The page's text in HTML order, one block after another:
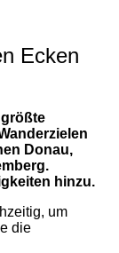
Ecken
Donau,
hinzu.
um
die